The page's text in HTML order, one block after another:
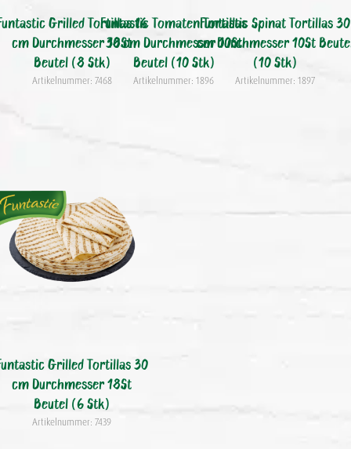
Grilled Tortillas 16
cm Durchmesser 18St
Beutel (8 Stk)
Artikelnummer: 7468
Funtastic Tomaten Tortillas
30 cm Durchmesser 10St
Beutel (10 Stk)
Artikelnummer: 1896
Funtastic Spinat Tortillas 30
cm Durchmesser 10St
(10 Stk)
Artikelnummer: 1897
Grilled Tortillas 30
cm Durchmesser 18St
Beutel (6 Stk)
Artikelnummer: 7439